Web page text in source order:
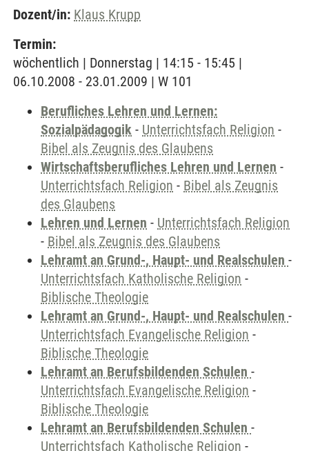
Dozent/in: Klaus Krupp
Termin:
wöchentlich | Donnerstag | 14:15 - 15:45 |
06.10.2008 - 23.01.2009 | W 101
Berufliches Lehren und Lernen:
Sozialpädagogik - Unterrichtsfach Religion -
Bibel als Zeugnis des Glaubens
Wirtschaftsberufliches Lehren und Lernen -
Unterrichtsfach Religion - Bibel als Zeugnis
des Glaubens
Lehren und Lernen - Unterrichtsfach Religion
- Bibel als Zeugnis des Glaubens
Lehramt an Grund-, Haupt- und Realschulen -
Unterrichtsfach Katholische Religion -
Biblische Theologie
Lehramt an Grund-, Haupt- und Realschulen -
Unterrichtsfach Evangelische Religion -
Biblische Theologie
Lehramt an Berufsbildenden Schulen -
Unterrichtsfach Evangelische Religion -
Biblische Theologie
Lehramt an Berufsbildenden Schulen -
Unterrichtsfach Katholische Religion -